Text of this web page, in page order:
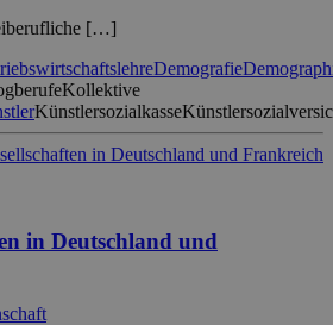
[…]
Demografie
Kollektive
Künstlersozialkasse
in Deutschland und